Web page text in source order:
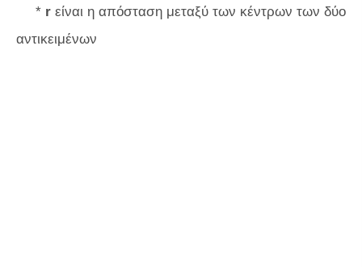
* r είναι η απόσταση μεταξύ των κέντρων των δύο
αντικειμένων